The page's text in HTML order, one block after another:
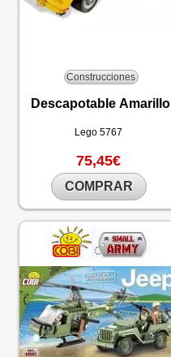
Construcciones
Descapotable Amarillo
Lego5767
75,45€
COMPRAR